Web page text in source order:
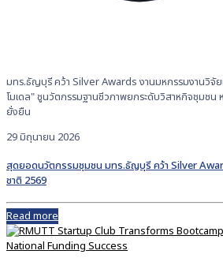
มทร.ธัญบุรี คว้า Silver Awards งานมหกรรมงานวิจั
โมเดล" ชูนวัตกรรมฐานชีวภาพยกระดับวิสาหกิจชุมชน
ยั่งยืน
29 มิถุนายน 2026
สุดยอดนวัตกรรมชุมชน มทร.ธัญบุรี คว้า Silver
ชาติ 2569
Read more